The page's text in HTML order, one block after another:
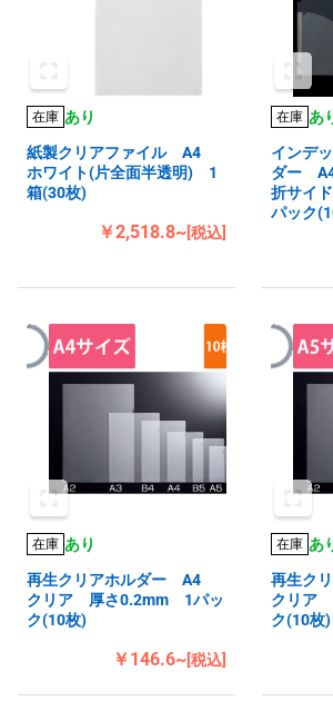
在庫 あり
紙製クリアファイル A4
ホワイト(片全面半透明) 1
箱(30枚)
￥2,518.8~[税込]
在庫 あ
インデ
ダー
折サイ
パック
在庫 あり
再生クリアホルダー A4
クリア 厚さ0.2mm 1パッ
ク(10枚)
￥146.6~[税込]
在庫 あ
再生ク
クリア
ク(10枚)